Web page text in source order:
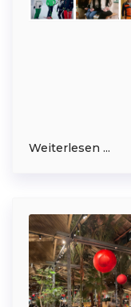
Weiterlesen ...